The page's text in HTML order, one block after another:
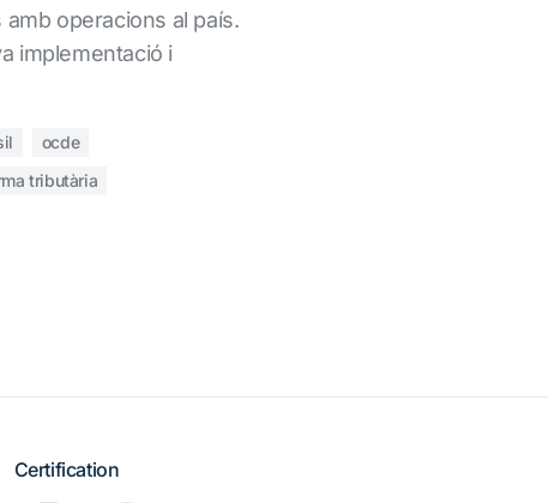
operacions al país.
implementació i
ocde
tributària
Certification